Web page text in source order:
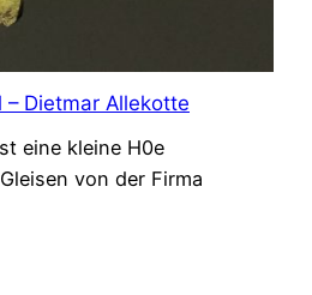
Dietmar Allekotte
eine kleine H0e
von der Firma